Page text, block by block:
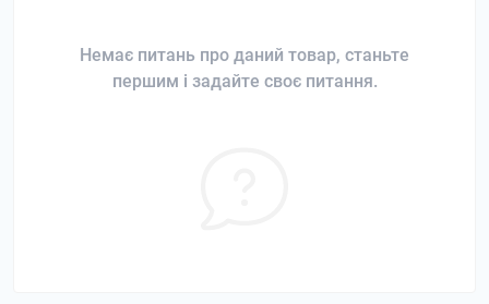
Немає питань про даний товар, станьте
першим і задайте своє питання.